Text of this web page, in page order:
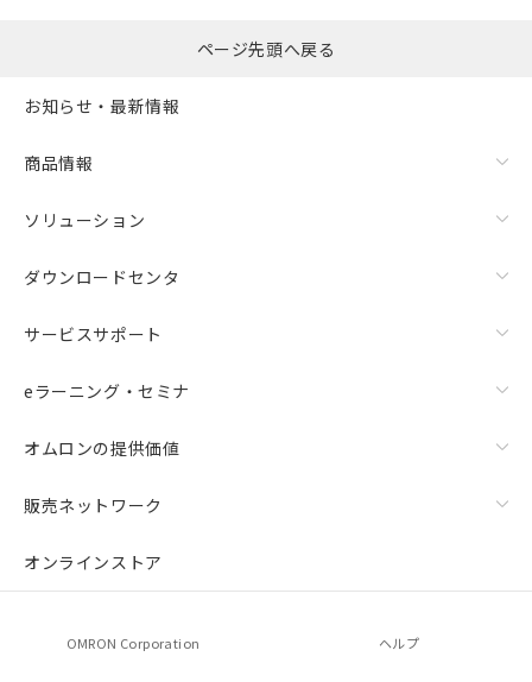
ページ先頭へ戻る
お知らせ・最新情報
商品情報
ソリューション
ダウンロードセンタ
サービスサポート
eラーニング・セミナ
オムロンの提供価値
販売ネットワーク
オンラインストア
OMRON Corporation ヘルプ